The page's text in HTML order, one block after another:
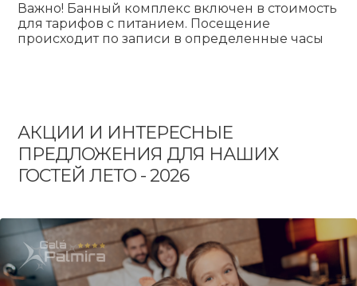
Важно! Банный комплекс включен в стоимость
для тарифов с питанием. Посещение
происходит по записи в определенные часы
АКЦИИ И ИНТЕРЕСНЫЕ
ПРЕДЛОЖЕНИЯ ДЛЯ НАШИХ
ГОСТЕЙ ЛЕТО - 2026